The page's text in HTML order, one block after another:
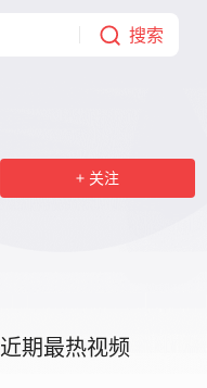
搜索
关注
近期最热视频